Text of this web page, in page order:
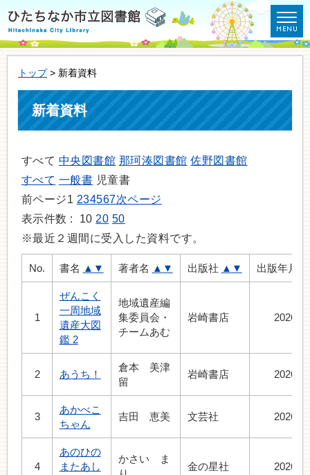
トップ> 新着資料
新着資料
すべて 中央図書館 那珂湊図書館 佐野図書館
すべて 一般書 児童書
前ページ1 234567次ページ
表示件数 : 10 20 50
※最近２週間に受入した資料です。
No. 書名 ▲ ▼ 著者名 ▲ ▼ 出版社 ▲ ▼ 出版年月
1
ぜんこく
一周地域
遺産大図
鑑 2
地域遺産編
集委員会・
チームあむ
岩崎書店 2026.3
2 あうち！
倉本 美津
留
岩崎書店 2026.5
3
あかべこ
ちゃん
吉田 恵美 文芸社 2026.7
4
あのひの
またあし
かさい ま
金の星社 2026.7